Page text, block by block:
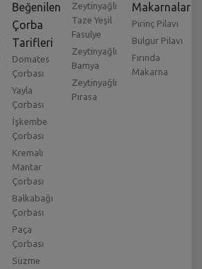
Beğenilen
Çorba
Tarifleri
Domates
Çorbası
Yayla
Çorbası
İşkembe
Çorbası
Kremalı
Mantar
Çorbası
Balkabağı
Çorbası
Paça
Çorbası
Süzme
Zeytinyağlı
Taze Yeşil
Fasulye
Zeytinyağlı
Bamya
Zeytinyağlı
Pırasa
Makarnalar
Pirinç Pilavı
Bulgur Pilavı
Fırında
Makarna